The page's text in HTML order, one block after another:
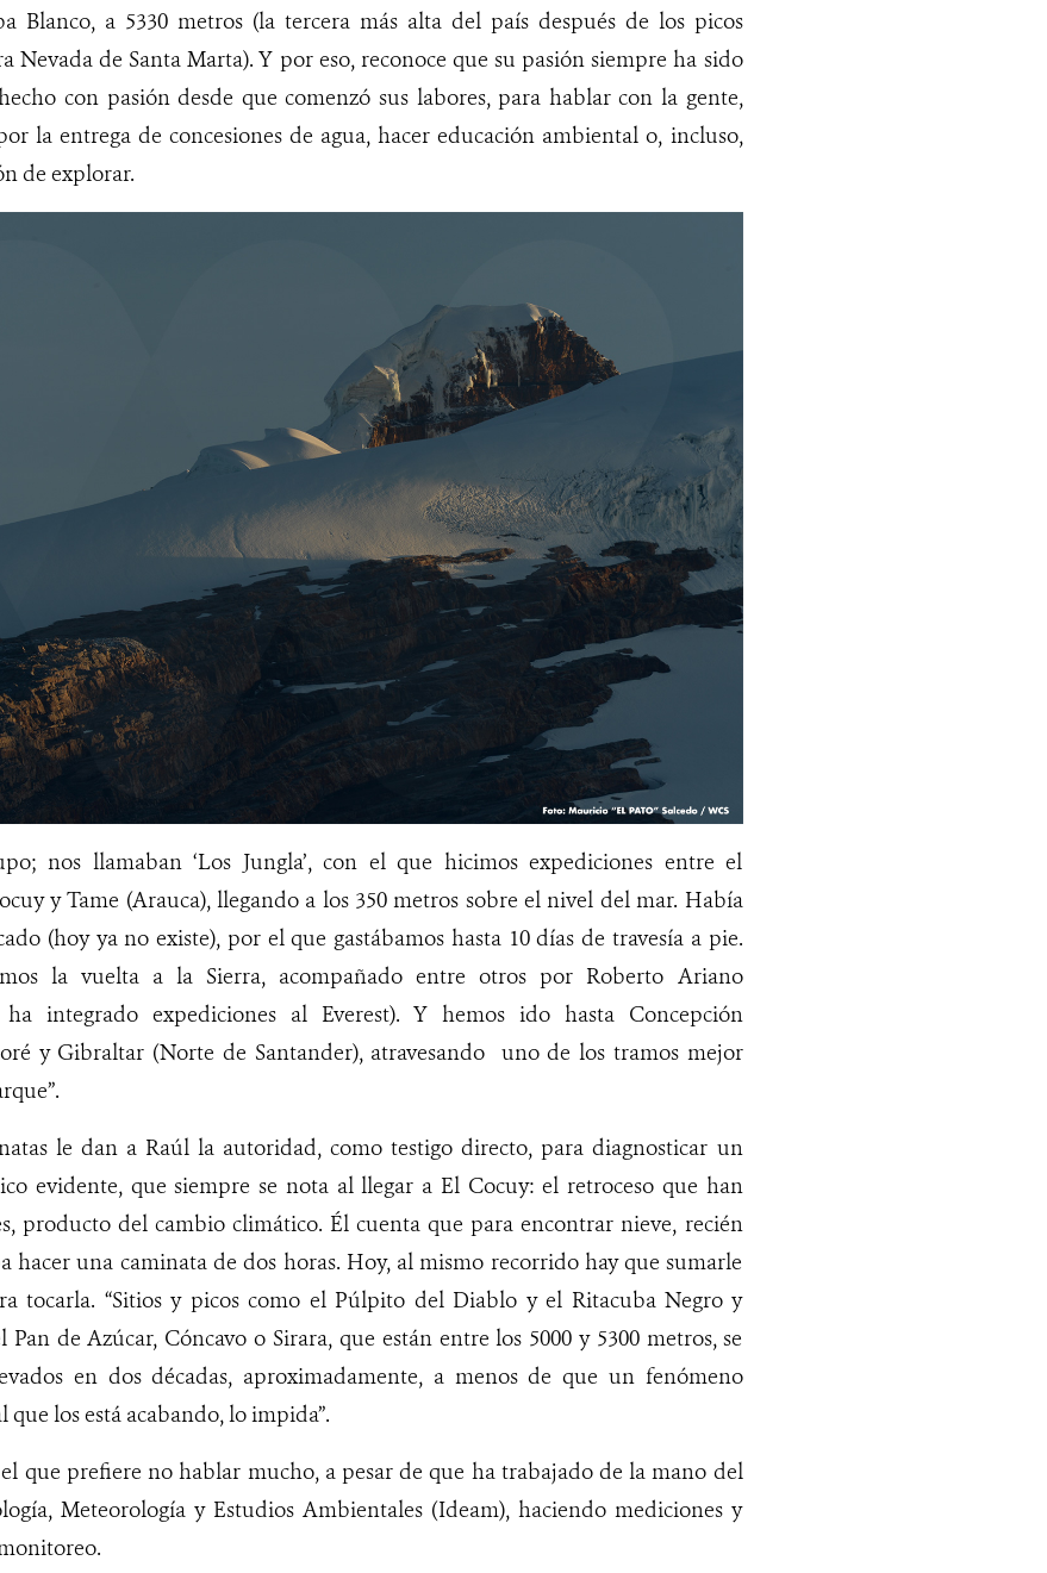
Blanco, a 5330 metros (la tercera más alta del país después de los picos
Nevada de Santa Marta). Y por eso, reconoce que su pasión siempre ha sido
con pasión desde que comenzó sus labores, para hablar con la gente,
la entrega de concesiones de agua, hacer educación ambiental o, incluso,
de explorar.
nos llamaban ‘Los Jungla’, con el que hicimos expediciones entre el
y Tame (Arauca), llegando a los 350 metros sobre el nivel del mar. Había
(hoy ya no existe), por el que gastábamos hasta 10 días de travesía a pie.
la vuelta a la Sierra, acompañado entre otros por Roberto Ariano
integrado expediciones al Everest). Y hemos ido hasta Concepción
y Gibraltar (Norte de Santander), atravesando uno de los tramos mejor
le dan a Raúl la autoridad, como testigo directo, para diagnosticar un
evidente, que siempre se nota al llegar a El Cocuy: el retroceso que han
producto del cambio climático. Él cuenta que para encontrar nieve, recién
hacer una caminata de dos horas. Hoy, al mismo recorrido hay que sumarle
tocarla. “Sitios y picos como el Púlpito del Diablo y el Ritacuba Negro y
Pan de Azúcar, Cóncavo o Sirara, que están entre los 5000 y 5300 metros, se
en dos décadas, aproximadamente, a menos de que un fenómeno
que los está acabando, lo impida”.
que prefiere no hablar mucho, a pesar de que ha trabajado de la mano del
Meteorología y Estudios Ambientales (Ideam), haciendo mediciones y